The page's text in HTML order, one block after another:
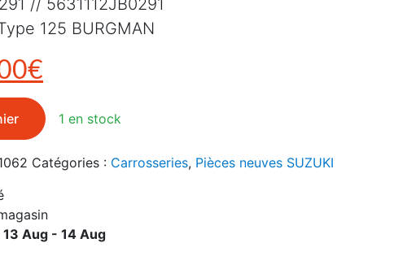
initial était : 45,00€.
€
// 5631112JB0291
125 BURGMAN
1 en stock
291 // 56311-12JB0-291 Couvercle de guidon neuf SUZUKI
Catégories : Carrosseries, Pièces neuves SUZUKI
13 Aug - 14 Aug